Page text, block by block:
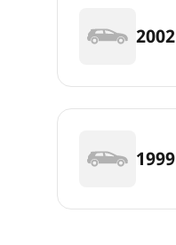
2002
1999